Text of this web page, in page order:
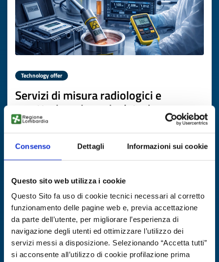
Consenso Dettagli Informazioni sui cookie
Questo sito web utilizza i cookie
Questo Sito fa uso di cookie tecnici necessari al corretto
funzionamento delle pagine web e, previa accettazione
da parte dell’utente, per migliorare l’esperienza di
navigazione degli utenti ed ottimizzare l’utilizzo dei
servizi messi a disposizione. Selezionando “Accetta tutti”
si acconsente all’utilizzo di cookie profilazione prima
Technology offer
Servizi di misura radiologici e
caratterizzazione rivelatori
ID: TOFR20260119015